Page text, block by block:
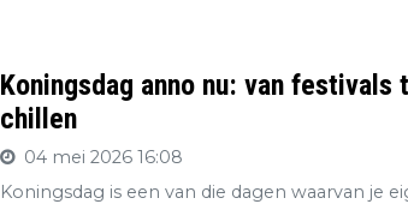
Koningsdag anno nu: van festivals
chillen
04 mei 2026 16:08
Koningsdag is een van die dagen waarvan je